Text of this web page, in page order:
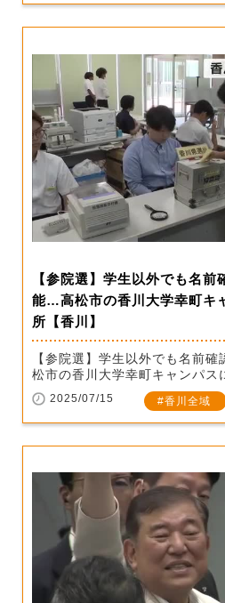
【参院選】学生以外でも名前
能…高松市の香川大学幸町キ
所【香川】
【参院選】学生以外でも名前
松市の香川大学幸町キャンパス
2025/07/15 香川全域